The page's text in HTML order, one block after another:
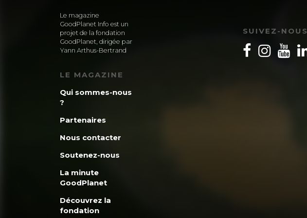
Le magazine
GoodPlanet Info est un
projet de la fondation
GoodPlanet, dirigée par
Yann Arthus-Bertrand
LE MAGAZINE
Qui sommes-nous
?
Partenaires
Nous contacter
Soutenez-nous
La minute
GoodPlanet
Découvrez la
fondation
SUIVEZ-NOUS